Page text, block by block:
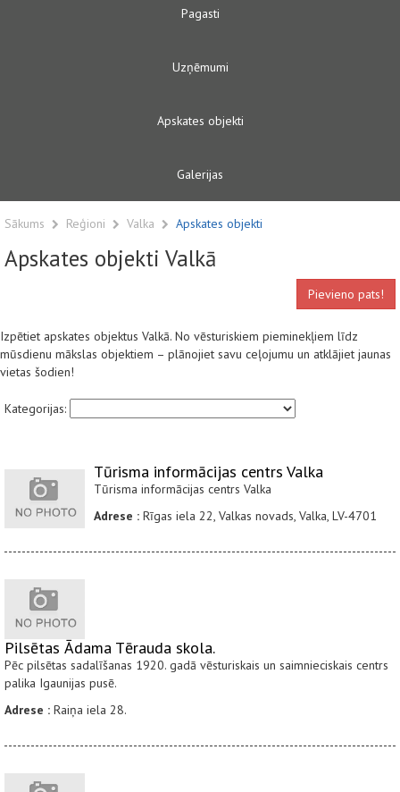
Pagasti
Uzņēmumi
Apskates objekti
Galerijas
Sākums Reģioni Valka Apskates objekti
Apskates objekti Valkā
Pievieno pats!
Izpētiet apskates objektus Valkā. No vēsturiskiem pieminekļiem līdz
mūsdienu mākslas objektiem – plānojiet savu ceļojumu un atklājiet jaunas
vietas šodien!
Kategorijas:
Tūrisma informācijas centrs Valka
Tūrisma informācijas centrs Valka
Adrese : Rīgas iela 22, Valkas novads, Valka, LV-4701
Pilsētas Ādama Tērauda skola.
Pēc pilsētas sadalīšanas 1920. gadā vēsturiskais un saimnieciskais centrs
palika Igaunijas pusē.
Adrese : Raiņa iela 28.